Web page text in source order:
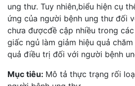
ung thư. Tuy nhiên,biểu hiện cụ
ứng của người bệnh ung thư đối
chưa đượcđề cập nhiều trong
giấc ngủ làm giảm hiệu quả
quả điều trị đối với người bệnh
Mục tiêu: Mô tả thực trạng rối